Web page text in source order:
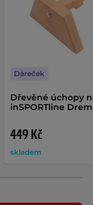
Dřevěné úchopy
inSPORTline
449 Kč
skladem
Dáreček